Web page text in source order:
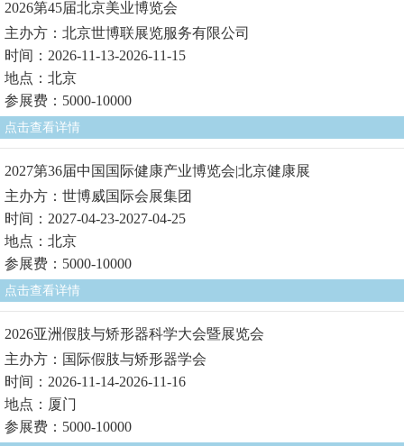
2026第45届北京美业博览会
主办方：北京世博联展览服务有限公司
时间：2026-11-13-2026-11-15
地点：北京
参展费：5000-10000
点击查看详情
2027第36届中国国际健康产业博览会|北京健康展
主办方：世博威国际会展集团
时间：2027-04-23-2027-04-25
地点：北京
参展费：5000-10000
点击查看详情
2026亚洲假肢与矫形器科学大会暨展览会
主办方：国际假肢与矫形器学会
时间：2026-11-14-2026-11-16
地点：厦门
参展费：5000-10000